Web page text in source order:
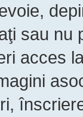
sau nu
acces